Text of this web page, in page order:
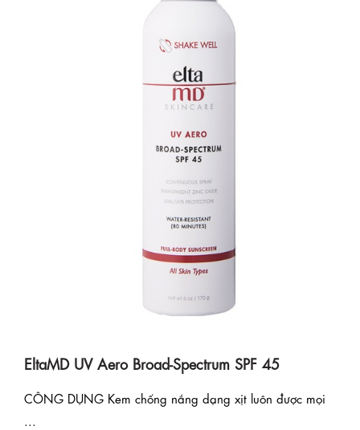
EltaMD UV Aero Broad-Spectrum SPF 45
CÔNG DỤNG Kem chống nắng dạng xịt luôn được mọi
...